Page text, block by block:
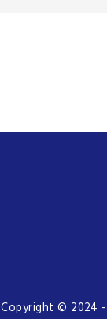
Copyright © 2024